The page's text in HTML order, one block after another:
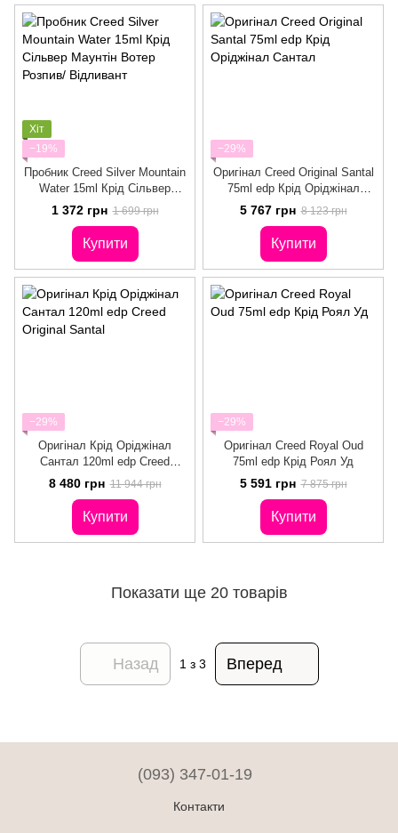
Хіт
−19%
Пробник Creed Silver Mountain
Water 15ml Крід Сільвер
Маунтін Вотер Розпив/
Відливант
1 372 грн 1 699 грн
Купити
−29%
Оригінал Creed Original Santal
75ml edр Крід Оріджінал
Сантал
5 767 грн 8 123 грн
Купити
−29%
Оригінал Крід Оріджінал
Сантал 120ml edр Creed
Original Santal
8 480 грн 11 944 грн
Купити
−29%
Оригінал Creed Royal Oud
75ml edр Крід Роял Уд
5 591 грн 7 875 грн
Купити
Показати ще 20 товарів
Назад 1 з 3 Вперед
(093) 347-01-19
Контакти